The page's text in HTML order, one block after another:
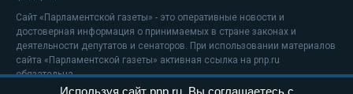
Сайт «Парламентской газеты» - это оперативные новости и
достоверная информация о принимаемых в стране законах и
деятельности депутатов и сенаторов. При использовании материалов
сайта «Парламентской газеты» активная ссылка на pnp.ru
обязательна.
Используя сайт pnp.ru, Вы соглашаетесь с